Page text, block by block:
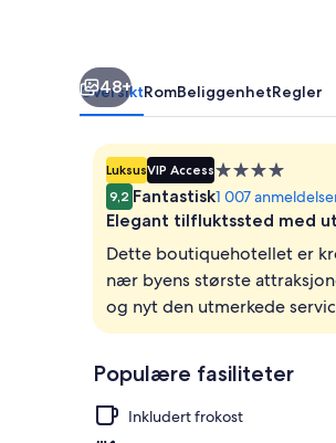
48+
OversiktRomBeliggenhetRegler
LuksusVIP Access
med
4.0
9,2 Fantastisk1 007
Elegant tilfluktssted med
Dette boutiquehotellet er
nær byens største
og nyt den utmerkede
Populære fasiliteter
Inkludert frokost